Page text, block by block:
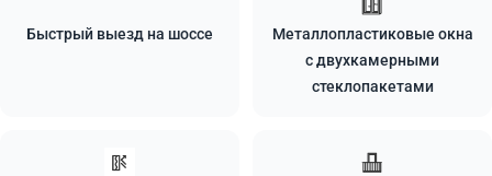
Быстрый выезд на шоссе
Металлопластиковые окна
с двухкамерными
стеклопакетами